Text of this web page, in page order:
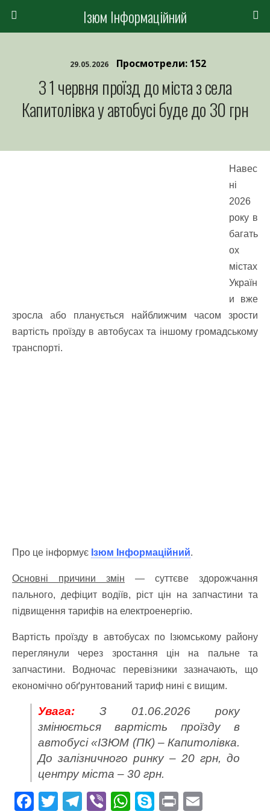
Ізюм Інформаційний
29.05.2026 Просмотрели: 152
З 1 червня проїзд до міста з села
Капитолівка у автобусі буде до 30 грн
Навес
ні
2026
року в
багать
ох
містах
Україн
и вже
зросла або планується найближчим часом зрости
вартість проїзду в автобусах та іншому громадському
транспорті.
Про це інформує Ізюм Інформаційний.
Основні причини змін — суттєве здорожчання
пального, дефіцит водіїв, ріст цін на запчастини та
підвищення тарифів на електроенергію.
Вартість проїзду в автобусах по Ізюмському району
переглянули через зростання цін на пальне та
запчастини. Водночас перевізники зазначають, що
економічно обґрунтований тариф нині є вищим.
Увага: З 01.06.2026 року
змінюється вартість проїзду в
автобусі «ІЗЮМ (ПК) – Капитолівка.
До залізничного ринку – 20 грн, до
центру міста – 30 грн.
F T T Vi W S Pr